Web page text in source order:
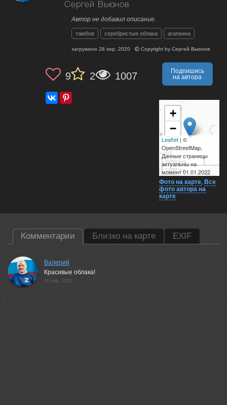
Сергей Вьюнов
Автор не добавил описание.
тамбов серебристые облака агапкина
загружено 28 sep, 2020 Copyright by Сергей Вьюнов
9 2 1007
Подпишись
на автора
+
−
1000 km
1000 mi
Leaflet| ©
OpenStreetMap,
Данные страницы
актуальны на
момент 01.01.2022
Фото на карте, Все
фото автора на
карте
Комментарии Близко на карте EXIF
Валерий
Красивые облака!
28 sep, 2020